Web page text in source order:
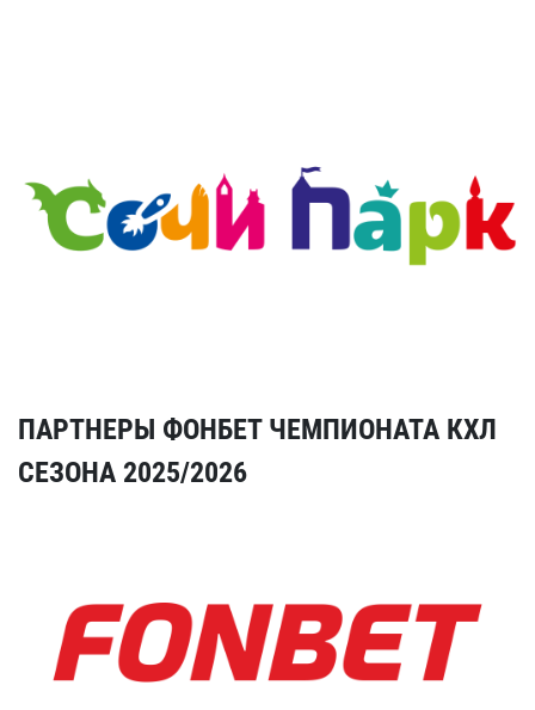
ПАРТНЕРЫ ФОНБЕТ ЧЕМПИОНАТА КХЛ
СЕЗОНА 2025/2026